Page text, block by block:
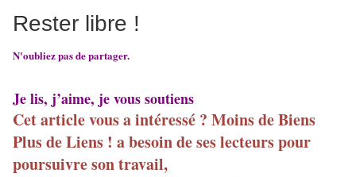
Rester libre !
N'oubliez pas de partager.
Je lis, j’aime, je vous soutiens
Cet article vous a intéressé ? Moins de Biens
Plus de Liens ! a besoin de ses lecteurs pour
poursuivre son travail,